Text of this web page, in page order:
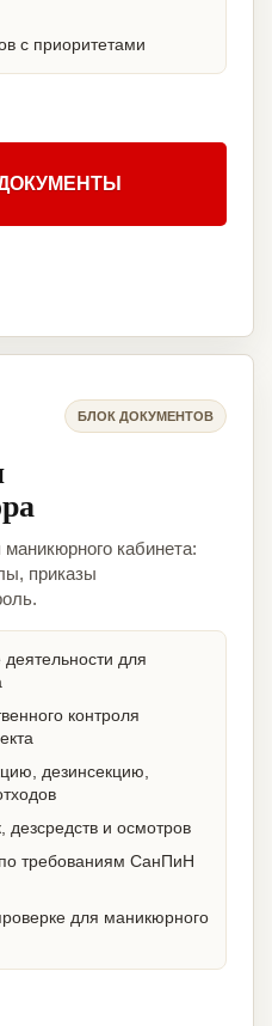
с приоритетами
БЛОК ДОКУМЕНТОВ
кабинета:
приказы
для
контроля
дезинсекцию,
дезсредств и осмотров
требованиям СанПиН
для маникюрного